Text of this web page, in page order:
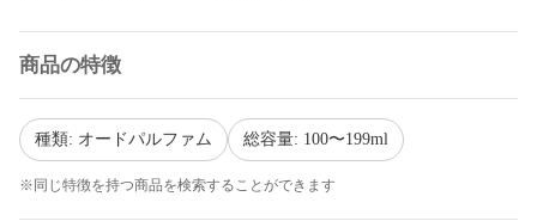
商品の特徴
種類: オードパルファム 総容量: 100〜199ml
※同じ特徴を持つ商品を検索することができます